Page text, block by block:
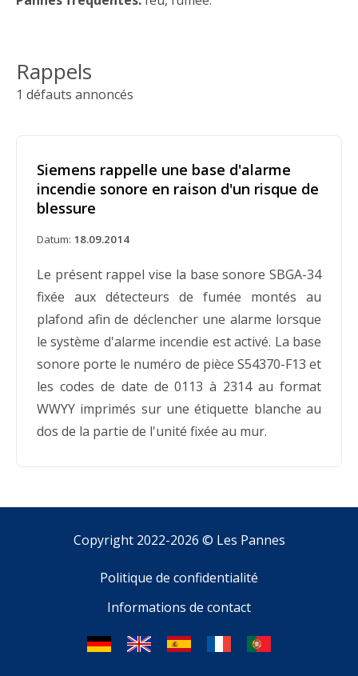
Rappels
1 défauts annoncés
Siemens rappelle une base d'alarme
incendie sonore en raison d'un risque de
blessure
Datum: 18.09.2014
Le présent rappel vise la base sonore SBGA-34
fixée aux détecteurs de fumée montés au
plafond afin de déclencher une alarme lorsque
le système d'alarme incendie est activé. La base
sonore porte le numéro de pièce S54370-F13 et
les codes de date de 0113 à 2314 au format
WWYY imprimés sur une étiquette blanche au
dos de la partie de l'unité fixée au mur.
Copyright 2022-2026 © Les Pannes
Politique de confidentialité
Informations de contact